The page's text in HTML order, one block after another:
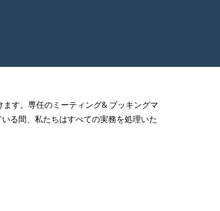
す。専任のミーティング& ブッキングマ
る間、私たちはすべての実務を処理いた